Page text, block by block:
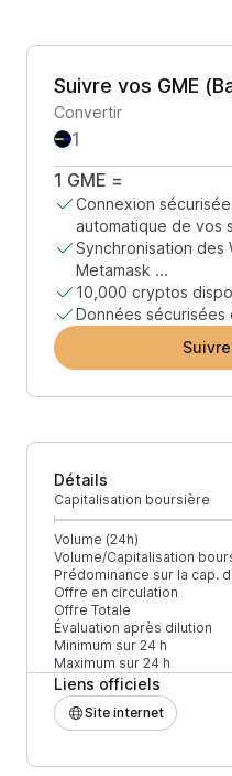
Suivre vos GME
Convertir
1 GME =
Connexion
automatique de vos
Synchronisation des
Metamask ...
10,000 cryptos
Données
Détails
Capitalisation boursière
Volume (24h)
Volume/Capitalisation
Prédominance sur la cap.
Offre en circulation
Offre Totale
Évaluation après dilution
Minimum sur 24 h
Maximum sur 24 h
Liens officiels
Site internet